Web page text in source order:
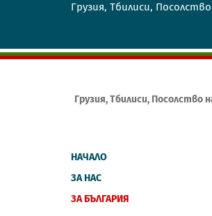
Грузия, Тбилиси,
Грузия, Тбилиси, Посолство
НАЧАЛО
ЗА НАС
ЗА БЪЛГАРИЯ